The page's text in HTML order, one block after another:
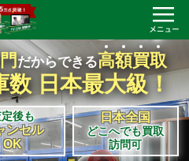
だからできる高額買取
数 日本最大級！
後も
ンセル
OK
日本全国
どこへでも買取
訪問可